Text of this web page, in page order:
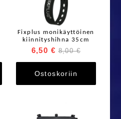
Fixplus monikäyttöinen
kiinnityshihna 35cm
6,50 € 8,00 €
Ostoskoriin